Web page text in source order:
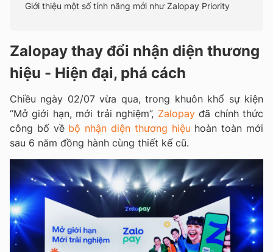
Giới thiệu một số tính năng mới như Zalopay Priority
Zalopay thay đổi nhận diện thương
hiệu - Hiện đại, phá cách
Chiều ngày 02/07 vừa qua, trong khuôn khổ sự kiện
“Mở giới hạn, mới trải nghiệm”, Zalopayđã chính thức
công bố về bộ nhận diện thương hiệu hoàn toàn mới
sau 6 năm đồng hành cùng thiết kế cũ.